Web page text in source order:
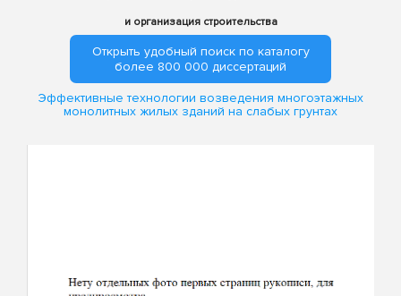
и организация строительства
Открыть удобный поиск по каталогу
более 800 000 диссертаций
Эффективные технологии возведения многоэтажных
монолитных жилых зданий на слабых грунтах